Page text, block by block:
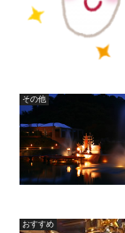
その他
おすすめ